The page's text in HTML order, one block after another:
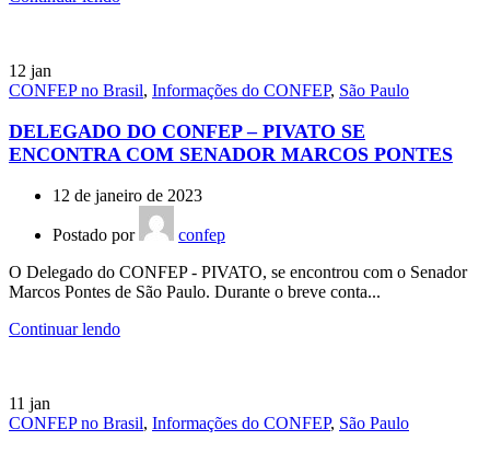
12 jan
CONFEP no Brasil, Informações do CONFEP, São Paulo
DELEGADO DO CONFEP – PIVATO SE
ENCONTRA COM SENADOR MARCOS PONTES
12 de janeiro de 2023
Postado por
confep
O Delegado do CONFEP - PIVATO, se encontrou com o Senador
Marcos Pontes de São Paulo. Durante o breve conta...
Continuar lendo
11 jan
CONFEP no Brasil, Informações do CONFEP, São Paulo